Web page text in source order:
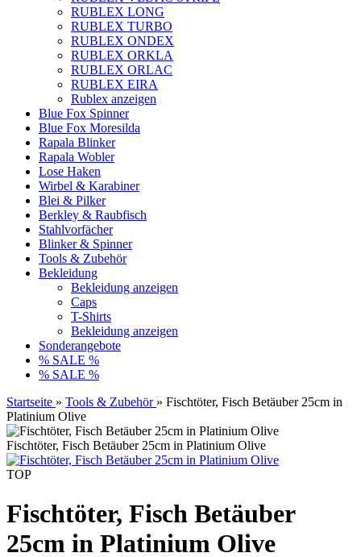
RUBLEX LONG
RUBLEX TURBO
RUBLEX ONDEX
RUBLEX ORKLA
RUBLEX ORLAC
RUBLEX EIRA
Rublex anzeigen
Blue Fox Spinner
Blue Fox Moresilda
Rapala Blinker
Rapala Wobler
Lose Haken
Wirbel & Karabiner
Blei & Pilker
Berkley & Raubfisch
Stahlvorfächer
Blinker & Spinner
Tools & Zubehör
Bekleidung
Bekleidung anzeigen
Caps
T-Shirts
Bekleidung anzeigen
Sonderangebote
% SALE %
% SALE %
Startseite » Tools & Zubehör » Fischtöter, Fisch Betäuber 25cm in
Platinium Olive
Fischtöter, Fisch Betäuber 25cm in Platinium Olive
TOP
Fischtöter, Fisch Betäuber
25cm in Platinium Olive